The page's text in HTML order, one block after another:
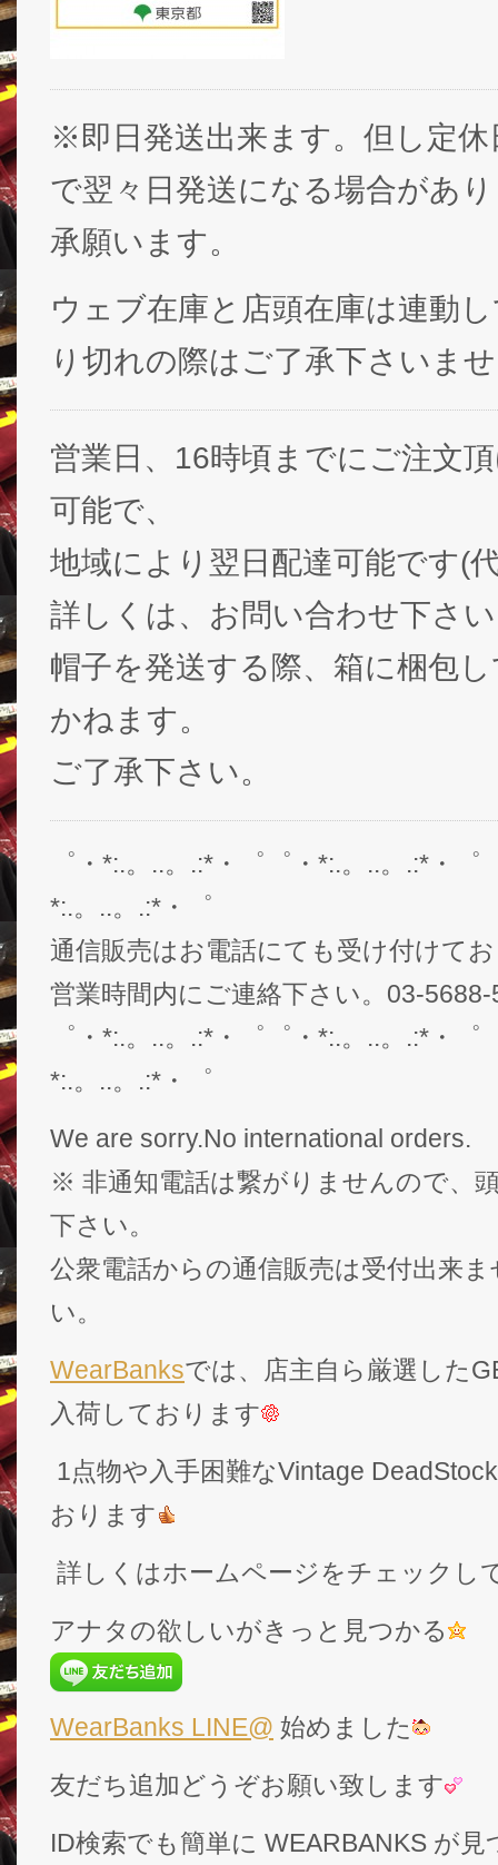
※即日発送出来ます。但し定休
で翌々日発送になる場合があ
承願います。
ウェブ在庫と店頭在庫は連動
り切れの際はご了承下さいま
営業日、16時頃までにご注文
可能で、
地域により翌日配達可能です(
詳しくは、お問い合わせ下さ
帽子を発送する際、箱に梱包
かねます。
ご了承下さい。
゜・*:.。..。.:*・゜゜・*:.。..。.:*・
*:.。..。.:*・゜
通信販売はお電話にても受け付けて
営業時間内にご連絡下さい。03-5688-
゜・*:.。..。.:*・゜゜・*:.。..。.:*・
*:.。..。.:*・゜
We are sorry.No international orders.
※ 非通知電話は繋がりませんので、
下さい。
公衆電話からの通信販売は受付出来
い。
WearBanksでは、店主自ら厳選した
入荷しております
1点物や入手困難なVintage
おります
詳しくはホームページをチェックし
アナタの欲しいがきっと見つかる
WearBanks LINE@ 始めました
友だち追加どうぞお願い致します
ID検索でも簡単に WEARBANKS が